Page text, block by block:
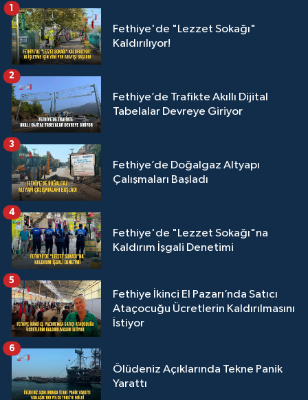
Fethiye'de "Lezzet Sokağı"
Kaldırılıyor!
1
Fethiye’de Trafikte Akıllı Dijital
Tabelalar Devreye Giriyor
2
Fethiye’de Doğalgaz Altyapı
Çalışmaları Başladı
3
Fethiye'de "Lezzet Sokağı"na
Kaldırım İşgali Denetimi
4
Fethiye İkinci El Pazarı’nda Satıcı
Ataçocuğu Ücretlerin Kaldırılmasını
İstiyor
5
Ölüdeniz Açıklarında Tekne Panik
Yarattı
6